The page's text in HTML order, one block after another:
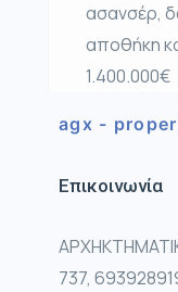
ασανσέρ,
αποθήκη
1.400.000€
agx -
Επικοινωνία
737,